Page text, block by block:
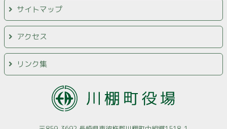
サイトマップ
アクセス
リンク集